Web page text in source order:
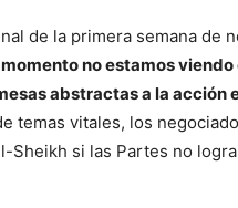
de la primera semana de
no estamos
abstractas a la acción
temas vitales, los
Sheikh si las Partes no